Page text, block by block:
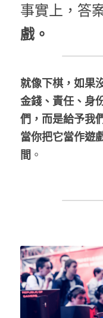
事實上，答
戲。
就像下棋，如果
金錢、責任、身
們，而是給予我
當你把它當作遊
間 。